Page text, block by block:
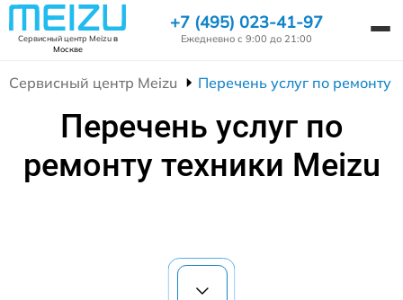
Сервисный центр Meizuв
Москве
+7 (495) 023-41-97
Ежедневно с 9:00 до 21:00
Сервисный центр Meizu Перечень услуг по ремонту
Перечень услуг по
ремонту техники Meizu